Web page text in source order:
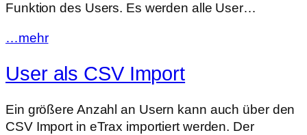
Funktion des Users. Es werden alle User…
…mehr
User als CSV Import
Ein größere Anzahl an Usern kann auch über den
CSV Import in eTrax importiert werden. Der